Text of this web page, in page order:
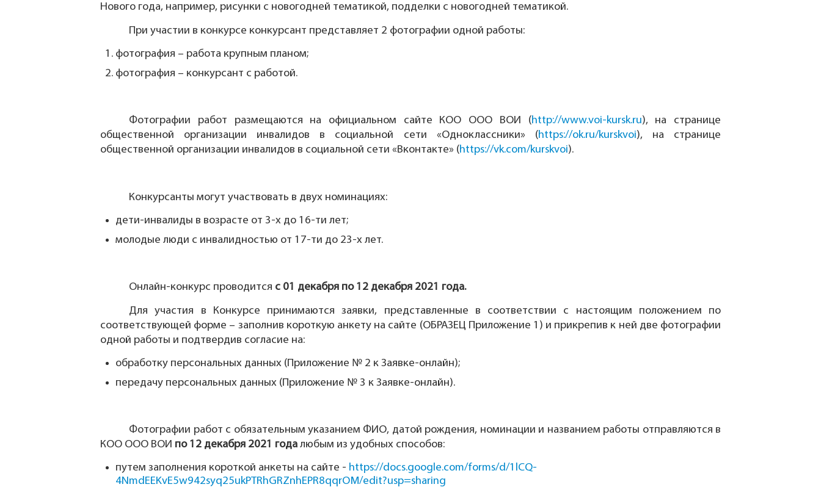
Нового года, например, рисунки с новогодней тематикой, подделки с новогодней тематикой.
При участии в конкурсе конкурсант представляет 2 фотографии одной работы:
фотография – работа крупным планом;
фотография – конкурсант с работой.
Фотографии работ размещаются на официальном сайте КОО ООО ВОИ (http://www.voi-kursk.ru), на странице
общественной организации инвалидов в социальной сети «Одноклассники» (https://ok.ru/kurskvoi), на странице
общественной организации инвалидов в социальной сети «Вконтакте» (https://vk.com/kurskvoi).
Конкурсанты могут участвовать в двух номинациях:
дети-инвалиды в возрасте от 3-х до 16-ти лет;
молодые люди с инвалидностью от 17-ти до 23-х лет.
Онлайн-конкурс проводится с 01 декабря по 12 декабря 2021 года.
Для участия в Конкурсе принимаются заявки, представленные в соответствии с настоящим положением по
соответствующей форме – заполнив короткую анкету на сайте (ОБРАЗЕЦ Приложение 1) и прикрепив к ней две фотографии
одной работы и подтвердив согласие на:
обработку персональных данных (Приложение № 2 к Заявке-онлайн);
передачу персональных данных (Приложение № 3 к Заявке-онлайн).
Фотографии работ с обязательным указанием ФИО, датой рождения, номинации и названием работы отправляются в
КОО ООО ВОИ по 12 декабря 2021 года любым из удобных способов:
путем заполнения короткой анкеты на сайте - https://docs.google.com/forms/d/1lCQ-
4NmdEEKvE5w942syq25ukPTRhGRZnhEPR8qqrOM/edit?usp=sharing